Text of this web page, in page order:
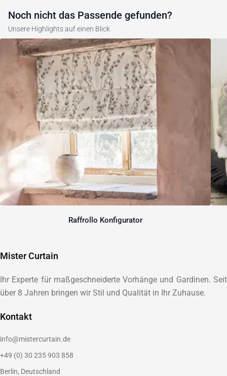
Noch nicht das Passende gefunden?
Unsere Highlights auf einen Blick
Raffrollo Konfigurator
Mister Curtain
Ihr Experte für maßgeschneiderte Vorhänge und Gardinen. Seit
über 8 Jahren bringen wir Stil und Qualität in Ihr Zuhause.
Kontakt
info@mistercurtain.de
+49 (0) 30 235 903 858
Berlin, Deutschland